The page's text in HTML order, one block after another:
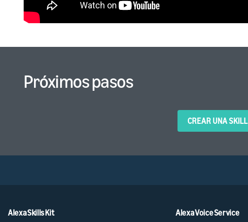
Próximos pasos
CREAR UNA SKILL
Alexa Skills Kit Alexa Voice Service